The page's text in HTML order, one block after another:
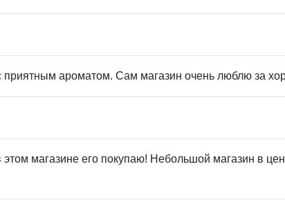
ароматом. Сам магазин очень люблю за
магазине его покупаю! Небольшой магазин в